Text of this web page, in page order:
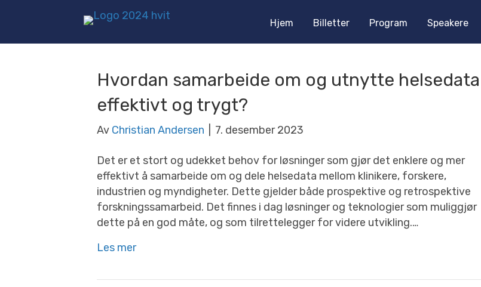
Hjem Billetter Program Speakere
Hvordan samarbeide om og utnytte helsedata
effektivt og trygt?
Av Christian Andersen 7. desember 2023
Det er et stort og udekket behov for løsninger som gjør det enklere og mer
effektivt å samarbeide om og dele helsedata mellom klinikere, forskere,
industrien og myndigheter. Dette gjelder både prospektive og retrospektive
forskningssamarbeid. Det finnes i dag løsninger og teknologier som muliggjør
dette på en god måte, og som tilrettelegger for videre utvikling.…
Les mer